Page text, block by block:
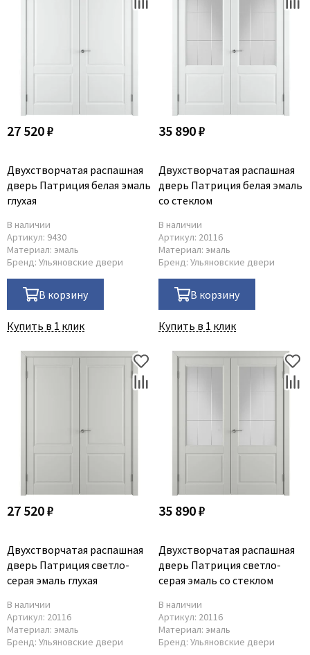
27 520 ₽
Двухстворчатая распашная
дверь Патриция белая эмаль
глухая
В наличии
Артикул: 9430
Материал: эмаль
Бренд: Ульяновские двери
В корзину
Купить в 1 клик
35 890 ₽
Двухстворчатая распашная
дверь Патриция белая эмаль
со стеклом
В наличии
Артикул: 20116
Материал: эмаль
Бренд: Ульяновские двери
В корзину
Купить в 1 клик
27 520 ₽
Двухстворчатая распашная
дверь Патриция светло-
серая эмаль глухая
В наличии
Артикул: 20116
Материал: эмаль
Бренд: Ульяновские двери
35 890 ₽
Двухстворчатая распашная
дверь Патриция светло-
серая эмаль со стеклом
В наличии
Артикул: 20116
Материал: эмаль
Бренд: Ульяновские двери